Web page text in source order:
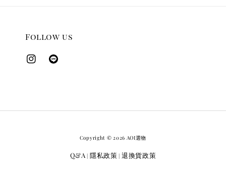
Follow us
Copyright © 2026 AOI選物
Q&A | 隱私政策 | 退換貨政策